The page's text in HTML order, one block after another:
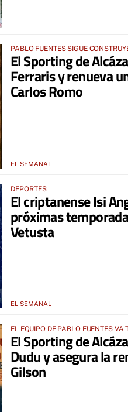
PABLO FUENTES SIGUE
PARA UNA TEMPORADA EXIGENTE
El Sporting de
Ferraris y renueva
Carlos Romo
EL SEMANAL
DEPORTES
El criptanense Isi
próximas
Vetusta
EL SEMANAL
EL EQUIPO DE PABLO FUENTES
PRÓXIMO INICIO DE
El Sporting de
Dudu y asegura la
Gilson